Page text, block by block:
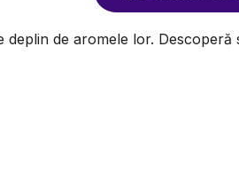
de aromele lor. Descoperă